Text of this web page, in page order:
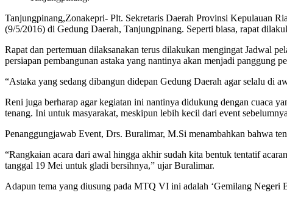
Tanjungpinang,Zonakepri- Plt. Sekretaris Daerah Provinsi Kepulauan
(9/5/2016) di Gedung Daerah, Tanjungpinang. Seperti biasa, rapat
Rapat dan pertemuan dilaksanakan terus dilakukan mengingat Jadwal
persiapan pembangunan astaka yang nantinya akan menjadi panggung
“Astaka yang sedang dibangun didepan Gedung Daerah agar selalu di
Reni juga berharap agar kegiatan ini nantinya didukung dengan cuaca
tenang. Ini untuk masyarakat, meskipun lebih kecil dari event
Penanggungjawab Event, Drs. Buralimar, M.Si menambahkan bahwa
“Rangkaian acara dari awal hingga akhir sudah kita bentuk tentatif
tanggal 19 Mei untuk gladi bersihnya,” ujar Buralimar.
Adapun tema yang diusung pada MTQ VI ini adalah ‘Gemilang Negeri